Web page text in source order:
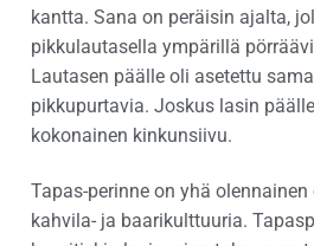
kantta. Sana on peräisin ajalta,
pikkulautasella ympärillä
Lautasen päälle oli asetettu
pikkupurtavia. Joskus lasin
kokonainen kinkunsiivu.
Tapas-perinne on yhä
kahvila- ja baarikulttuuria.